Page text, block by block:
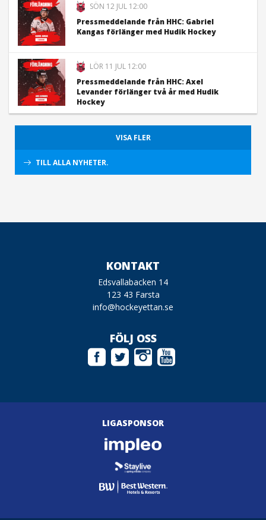
SÖN 12 JUL 12:00
Pressmeddelande från HHC: Gabriel
Kangas förlänger med Hudik Hockey
LÖR 11 JUL 12:00
Pressmeddelande från HHC: Axel
Levander förlänger två år med Hudik
Hockey
VISA FLER
TILL ALLA NYHETER.
KONTAKT
Edsvallabacken 14
123 43 Farsta
info@hockeyettan.se
FÖLJ OSS
LIGASPONSOR